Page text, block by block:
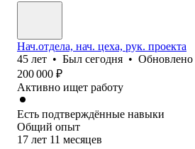
Нач.отдела, нач. цеха, рук. проекта
45 лет • Был сегодня • Обновлено
200 000 ₽
Активно ищет работу
Есть подтверждённые навыки
Общий опыт
17 лет 11 месяцев